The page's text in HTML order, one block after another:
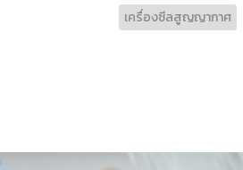
เครื่องซีลสูญญากาศ